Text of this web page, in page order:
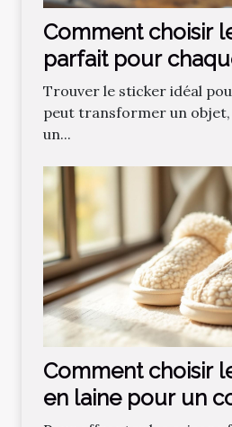
Comment choisir
parfait pour
Trouver le sticker idéal
peut transformer un objet,
un...
Comment choisir
en laine pour un